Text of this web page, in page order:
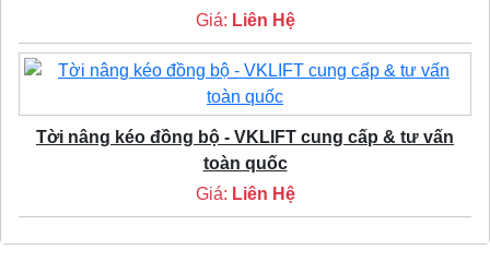
Giá: Liên Hệ
Tời nâng kéo đồng bộ - VKLIFT cung cấp & tư vấn
toàn quốc
Giá: Liên Hệ